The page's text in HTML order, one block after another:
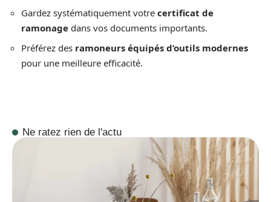
Gardez systématiquement votre certificat de
ramonage dans vos documents importants.
Préférez des ramoneurs équipés d’outils modernes
pour une meilleure efficacité.
Ne ratez rien de l'actu